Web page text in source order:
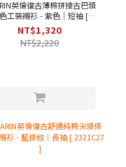
英倫復古薄棉拼接古巴領
工裝襯衫 - 紫色｜短袖 [
2321C43 ]
NT$1,320
NT$2,220